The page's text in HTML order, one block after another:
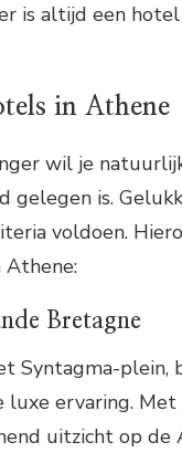
is altijd een
in Athene
wil je
gelegen is.
voldoen.
Bretagne
Syntagma-
luxe ervaring.
uitzicht op